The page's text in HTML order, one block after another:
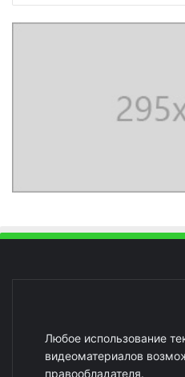
Любое использование
видеоматериалов
правообладателя.